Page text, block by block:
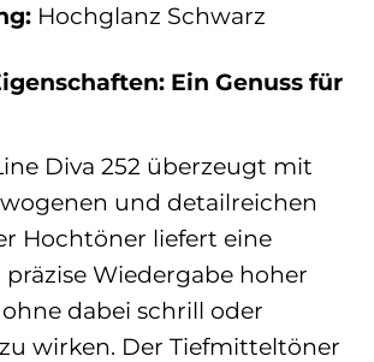
Hochglanz Schwarz
Ein Genuss für
Diva 252 überzeugt mit
und detailreichen
Hochtöner liefert eine
Wiedergabe hoher
dabei schrill oder
wirken. Der Tiefmitteltöner